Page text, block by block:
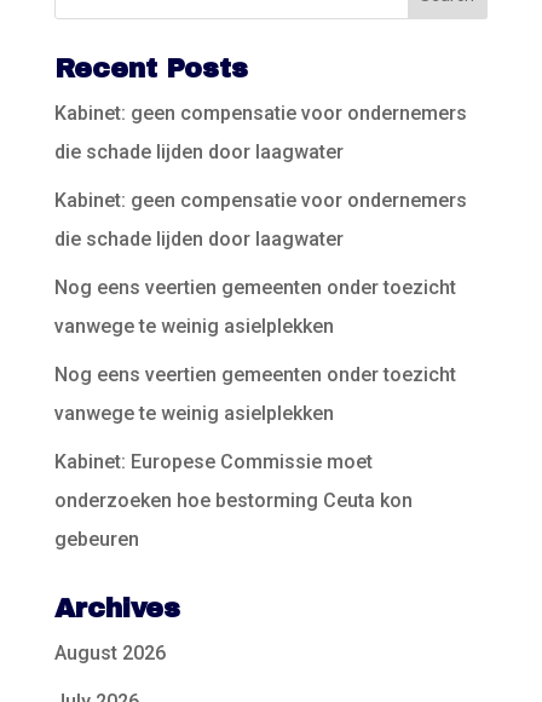
Recent Posts
Kabinet: geen compensatie voor ondernemers
die schade lijden door laagwater
Kabinet: geen compensatie voor ondernemers
die schade lijden door laagwater
Nog eens veertien gemeenten onder toezicht
vanwege te weinig asielplekken
Nog eens veertien gemeenten onder toezicht
vanwege te weinig asielplekken
Kabinet: Europese Commissie moet
onderzoeken hoe bestorming Ceuta kon
gebeuren
Archives
August 2026